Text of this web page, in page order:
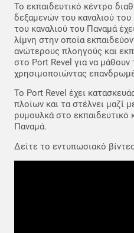
Το εκπαιδευτικό κέντρο
δεξαμενών του καναλιού
του καναλιού του Παναμά
λίμνη στην οποία
ανώτερους πλοηγούς και
στο Port Revel για να μάθουν
χρησιμοποιώντας
Το Port Revel έχει
πλοίων και τα στέλνει μαζί
ρυμουλκά στο εκπαιδευτικό
Παναμά.
Δείτε το εντυπωσιακό